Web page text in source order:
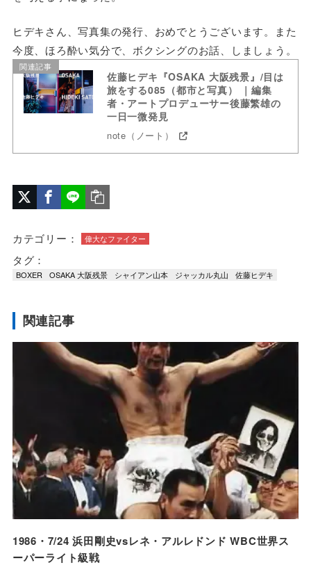
ヒデキさん、写真集の発行、おめでとうございます。また
今度、ほろ酔い気分で、ボクシングのお話、しましょう。
関連記事
佐藤ヒデキ『OSAKA 大阪残景』/目は
旅をする085（都市と写真） ｜編集
者・アートプロデューサー後藤繁雄の
一日一微発見
note（ノート）
カテゴリー： 偉大なファイター
タグ：
BOXER OSAKA 大阪残景 シャイアン山本 ジャッカル丸山 佐藤ヒデキ
関連記事
1986・7/24 浜田剛史vsレネ・アルレドンド WBC世界ス
ーパーライト級戦